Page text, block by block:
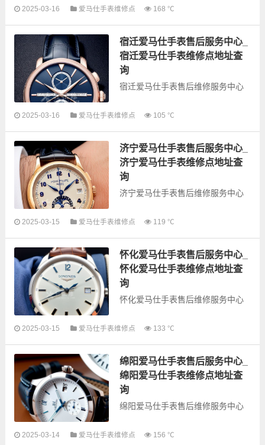
信息，可以为您提供爱马仕全型号
手表的故障检测维修，手表保养等
业务，为了享...
2025-03-16 爱马仕手表维修点 168 ℃
宿迁爱马仕手表售后服务中心_
宿迁爱马仕手表维修点地址查
询
宿迁爱马仕手表售后维修服务中心
以下是古锋网为您整理的宿迁爱马
手表的故障检测维修，手表保养等
业务，为了享受...
2025-03-16 爱马仕手表维修点 105 ℃
济宁爱马仕手表售后服务中心_
济宁爱马仕手表维修点地址查
询
济宁爱马仕手表售后维修服务中心
以下是古锋网为您整理的济宁爱马
手表的故障检测维修，手表保养等
业务，为了享受...
2025-03-15 爱马仕手表维修点 119 ℃
怀化爱马仕手表售后服务中心_
怀化爱马仕手表维修点地址查
询
怀化爱马仕手表售后维修服务中心
以下是古锋网为您整理的怀化爱马
手表的故障检测维修，手表保养等
业务，为了享受...
2025-03-15 爱马仕手表维修点 133 ℃
绵阳爱马仕手表售后服务中心_
绵阳爱马仕手表维修点地址查
询
绵阳爱马仕手表售后维修服务中心
以下是古锋网为您整理的绵阳爱马
2025-03-14 爱马仕手表维修点 156 ℃